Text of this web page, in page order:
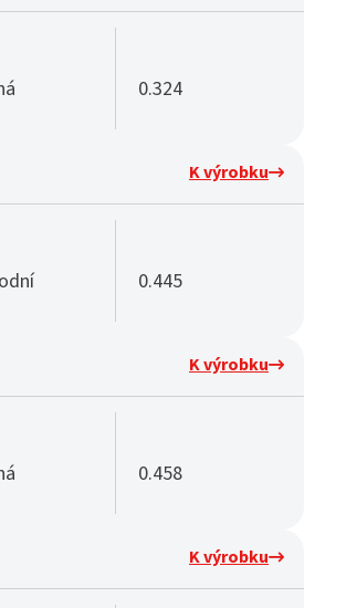
0.324
K výrobku
0.445
K výrobku
0.458
K výrobku